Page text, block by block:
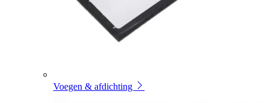
Voegen & afdichting